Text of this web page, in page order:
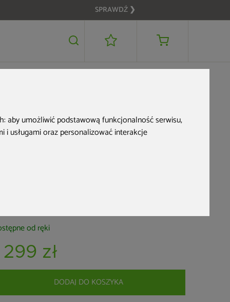
aby umożliwić podstawową funkcjonalność serwisu,
i usługami oraz personalizować interakcje
SPRAWDŹ ❯
1 299 zł DODAJ DO KOSZYKA
na
od ręki
299 zł
DODAJ DO KOSZYKA